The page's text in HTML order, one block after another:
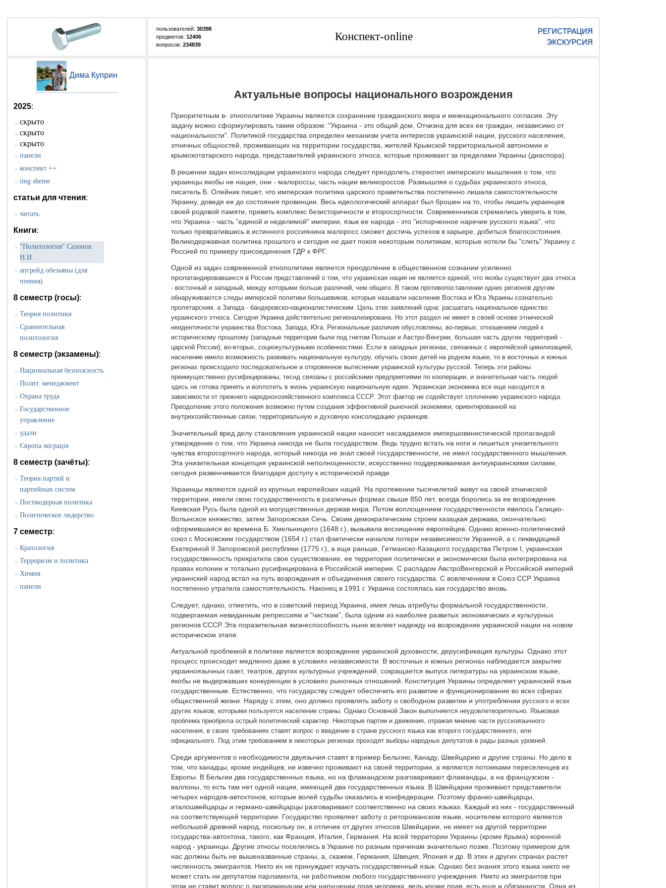
пользователей: 30398
предметов: 12406
вопросов: 234839
Конспект-online
РЕГИСТРАЦИЯ
ЭКСКУРСИЯ
Дима Куприн
2025:
» скрыто
» скрыто
» скрыто
» панели
» конспект ++
» img sheme
статьи для чтения:
» читать
Книги:
» "Политология" Сазонов
Н.И.
» апгрейд обезьяны (для
чтения)
8 семестр (госы):
» Теория политики
» Сравнительная
политология
8 семестр (экзамены):
» Национальная безопасность
» Полит. менеджмент
» Охрана труда
» Государственное
управление
» удали
» Європа міграція
8 семестр (зачёты):
» Теория партий и
партийных систем
» Постмодерная политика
» Политическое лидерство
7 семестр:
» Кратология
» Терроризм и политика
» Химия
» панели
Актуальные вопросы национального возрождения
Приоритетным в- этнополитике Украины является сохранение гражданского мира и межнационального согласия. Эту
задачу можно сформулировать таким образом: "Украина - это общий дом, Отчизна для всех ее граждан, независимо от
национальности". Политикой государства определен механизм учета интересов украинской нации, русского населения,
этничных общностей, проживающих на территории государства, жителей Крымской территориальной автономии и
крымскотатарского народа, представителей украинского этноса, которые проживают за пределами Украины (диаспора).
В решении задач консолидации украинского народа следует преодолеть стереотип имперского мышления о том, что
украинцы якобы не нация, они - малороссы, часть нации великороссов. Размышляя о судьбах украинского этноса,
писатель Б. Олейник пишет, что имперская политика царского правительства постепенно лишала самостоятельности
Украину, доведя ее до состояния провинции. Весь идеологический аппарат был брошен на то, чтобы лишить украинцев
своей родовой памяти, привить комплекс безисторичности и второсортности. Современников стремились уверить в том,
что Украина - часть "единой и неделимой" империи, язык ее народа - это "испорченное наречие русского языка", что
только превратившись в истинного россиянина малоросс сможет достичь успехов в карьере, добиться благосостояния.
Великодержавная политика прошлого и сегодня не дает покоя некоторым политикам, которые хотели бы "слить" Украину с
Россией по примеру присоединения ГДР к ФРГ.
Одной из задач современной этнополитики является преодоление в общественном сознании усиленно
пропатандировавшихся в России представлений о том, что украинская нация не является единой, что якобы существует два этноса
- восточный и западный, между которыми больше различий, чем общего. В таком противопоставлении одних регионов другим
обнаруживаются следы имперской политики большевиков, которые называли население Востока и Юга Украины сознательно
пролетарским, а Запада - бандеровско-националистическим. Цель этих заявлений одна: расшатать национальное единство
украинского этноса. Сегодня Украина действительно регионализирована. Но этот раздел не имеет в своей основе этнической
неидентичности украинства Востока, Запада, Юга. Региональные различия обусловлены, во-первых, отношением людей к
историческому прошлому (западные территории были под гнетом Польши и Австро-Венгрии, большая часть других территорий -
царской России); во-вторых, социокультурными особенностями. Если в западных регионах, связанных с европейской цивилизацией,
население имело возможность развивать национальную культуру, обучать своих детей на родном языке, то в восточных и южных
регионах происходило последовательное и откровенное вытеснение украинской культуры русской. Теперь эти районы
преимущественно русифицированы, теснд связаны с российскими предприятиями по кооперации, и значительная часть людей
здесь не готова принять и воплотить в жизнь украинскую национальную идею. Украинская экономика все еще находится в
зависимости от прежнего народнохозяйственного комплекса СССР. Этот фактор не содействует сплочению украинского народа.
Преодоление этого положения возможно путем создания эффективной рыночной экономики, ориентированной на
внутрихозяйственные связи, территориальную и духовную консолидацию украинцев.
Значительный вред делу становления украинской нации наносит насаждаемое импершовинистической пропагандой
утверждение о том, что Украина никогда не была государством. Ведь трудно встать на ноги и лишиться унизительного
чувства второсортного народа, который никогда не знал своей государственности, не имел государственного мышления.
Эта унизительная концепция украинской неполноценности, искусственно поддерживаемая антиукраинскими силами,
сегодня развенчивается благодаря доступу к исторической правде.
Украинцы являются одной из крупных европейских наций. На протяжении тысячелетий живут на своей этнической
территории, имели свою государственность в различных формах свыше 850 лет, всегда боролись за ее возрождение.
Киевская Русь была одной из могущественных держав мира. Потом воплощением государственности явилось Галицко-
Волынское княжество, затем Запорожская Сечь. Своим демократическим строем казацкая держава, окончательно
оформившаяся во времена Б. Хмельницкого (1648 г.), вызывала восхищение европейцев. Однако военно-политический
союз с Московским государством (1654 г.) стал фактически началом потери независимости Украиной, а с ликвидацией
Екатериной II Запорожской республики (1775 г.), а еще раньше, Гетманско-Казацкого государства Петром I, украинская
государственность прекратила свое существование, ее территория политически и экономически была интегрирована на
правах колонии и тотально русифицирована в Российской империи. С распадом АвстроВенгерской и Российской империй
украинский народ встал на путь возрождения и объединения своего государства. С вовлечением в Союз ССР Украина
постепенно утратила самостоятельность. Наконец в 1991 г. Украина состоялась как государство вновь.
Следует, однако, отметить, что в советский период Украина, имея лишь атрибуты формальной государственности,
подвергаемая невиданным репрессиям и "чисткам", была одним из наиболее развитых экономических и культурных
регионов СССР. Эта поразительная жизнеспособность ныне вселяет надежду на возрождение украинской нации на новом
историческом этапе.
Актуальной проблемой в политике является возрождение украинской духовности, дерусификация культуры. Однако этот
процесс происходит медленно даже в условиях независимости. В восточных и южных регионах наблюдается закрытие
украиноязычных газет, театров, других культурных учреждений, сокращается выпуск литературы на украинском языке,
якобы не выдержавших конкуренции в условиях рыночных отношений. Конституция Украины определяет украинский язык
государственным. Естественно, что государству следует обеспечить его развитие и функционирование во всех сферах
общественной жизни. Наряду с этим, оно должно проявлять заботу о свободном развитии и употреблении русского и всех
других языков, которыми пользуется население страны. Однако Основной Закон выполняется неудовлетворительно. Языковая
проблема приобрела острый политический характер. Некоторые партии и движения, отражая мнение части русскоязычного
населения, в своих требованиях ставят вопрос о введении в стране русского языка как второго государственного, или
официального. Под этим требованием в некоторых регионах проходят выборы народных депутатов в рады разных уровней.
Среди аргументов о необходимости двуязычия ставят в пример Бельгию, Канаду, Швейцарию и другие страны. Но дело в
том, что канадцы, кроме индейцев, не извечно проживают на своей территории, а являются потомками переселенцев из
Европы. В Бельгии два государственных языка, но на фламандском разговаривают фламандцы, а на французском -
валлоны, то есть там нет одной нации, имеющей два государственных языка. В Швейцарии проживают представители
четырех народов-автохтонов, которые волей судьбы оказались в конфедерации. Поэтому франко-швейцарцы,
италошвейцарцы и германо-швейцарцы разговаривают соответственно на своих языках. Каждый из них - государственный
на соответствующей территории. Государство проявляет заботу о ретороманском языке, носителем которого является
небольшой древний народ, поскольку он, в отличие от других этносов Швейцарии, не имеет на другой территории
государства-автохтона, такого, как Франция, Италия, Германия. На всей территории Украины (кроме Крыма) коренной
народ - украинцы. Другие этносы поселились в Украине по разным причинам значительно позже. Поэтому примером для
нас должны быть не вышеназванные страны, а, скажем, Германия, Швеция, Япония и др. В этих и других странах растет
численность эмигрантов. Никто их не принуждает изучать государственный язык. Однако без знания этого языка никто не
может стать ни депутатом парламента, ни работником любого государственного учреждения. Никто из эмигрантов при
этом не ставит вопрос о дискриминации или нарушении прав человека, ведь кроме прав, есть еще и обязанности. Одна из